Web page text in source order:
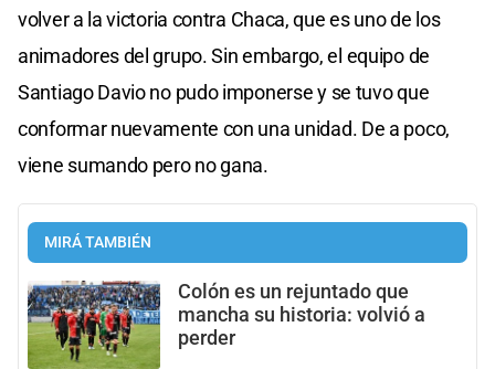
volver a la victoria contra Chaca, que es uno de los
animadores del grupo. Sin embargo, el equipo de
Santiago Davio no pudo imponerse y se tuvo que
conformar nuevamente con una unidad. De a poco,
viene sumando pero no gana.
MIRÁ TAMBIÉN
Colón es un rejuntado que
mancha su historia: volvió a
perder